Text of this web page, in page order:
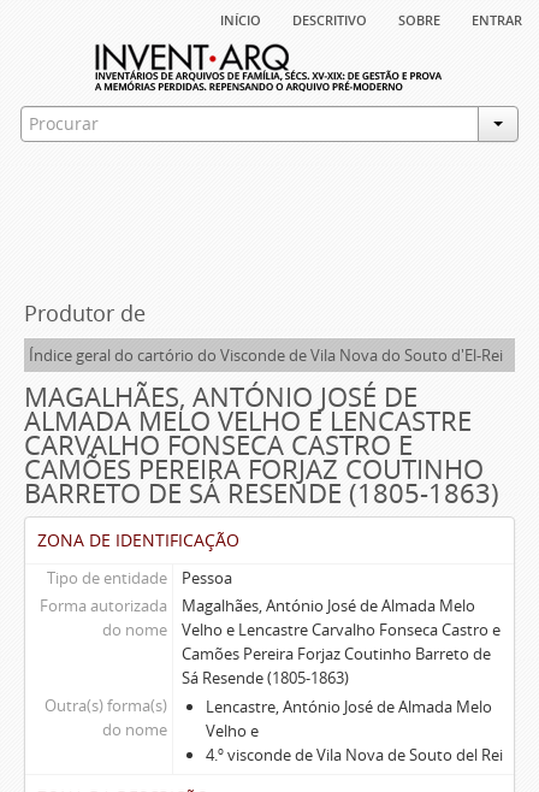
início descritivo sobre entrar
Produtor de
Índice geral do cartório do Visconde de Vila Nova do Souto d'El-Rei
MAGALHÃES, ANTÓNIO JOSÉ DE
ALMADA MELO VELHO E LENCASTRE
CARVALHO FONSECA CASTRO E
CAMÕES PEREIRA FORJAZ COUTINHO
BARRETO DE SÁ RESENDE (1805-1863)
ZONA DE IDENTIFICAÇÃO
Tipo de entidade
Pessoa
Forma autorizada
do nome
Magalhães, António José de Almada Melo
Velho e Lencastre Carvalho Fonseca Castro e
Camões Pereira Forjaz Coutinho Barreto de
Sá Resende (1805-1863)
Outra(s) forma(s)
do nome
Lencastre, António José de Almada Melo
Velho e
4.º visconde de Vila Nova de Souto del Rei